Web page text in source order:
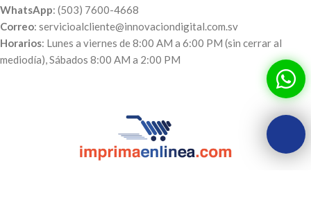
WhatsApp: (503) 7600-4668
Correo: servicioalcliente@innovaciondigital.com.sv
Horarios: Lunes a viernes de 8:00 AM a 6:00 PM (sin cerrar al
mediodía), Sábados 8:00 AM a 2:00 PM